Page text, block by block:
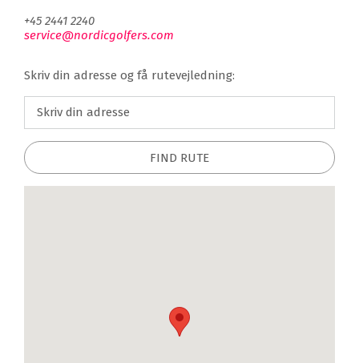
+45 2441 2240
service@nordicgolfers.com
Skriv din adresse og få rutevejledning:
FIND RUTE